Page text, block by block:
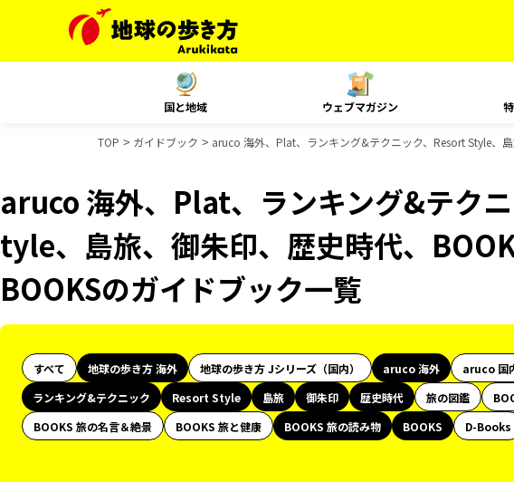
国と地域 ウェブマガジン
TOP ガイドブック aruco 海外、Plat、ランキング&テクニック、Resort Style、
aruco 海外、Plat、ランキング&テク
tyle、島旅、御朱印、歴史時代、
BOOKSのガイドブック一覧
すべて 地球の歩き方 海外 地球の歩き方 Jシリーズ（国内） aruco 海外 aruco 国
ランキング&テクニック
Resort Style 島旅 御朱印 歴史時代 旅の図鑑
BOOKS 旅の名言＆絶景
BOOKS 旅と健康 BOOKS 旅の読み物 BOOKS
D-Books